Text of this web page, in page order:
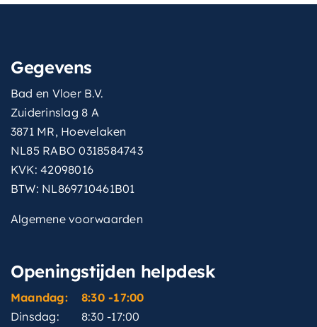
Gegevens
Bad en Vloer B.V.
Zuiderinslag 8 A
3871 MR, Hoevelaken
NL85 RABO 0318584743
KVK: 42098016
BTW: NL869710461B01
Algemene voorwaarden
Openingstijden helpdesk
Maandag:
8:30 -17:00
Dinsdag:
8:30 -17:00